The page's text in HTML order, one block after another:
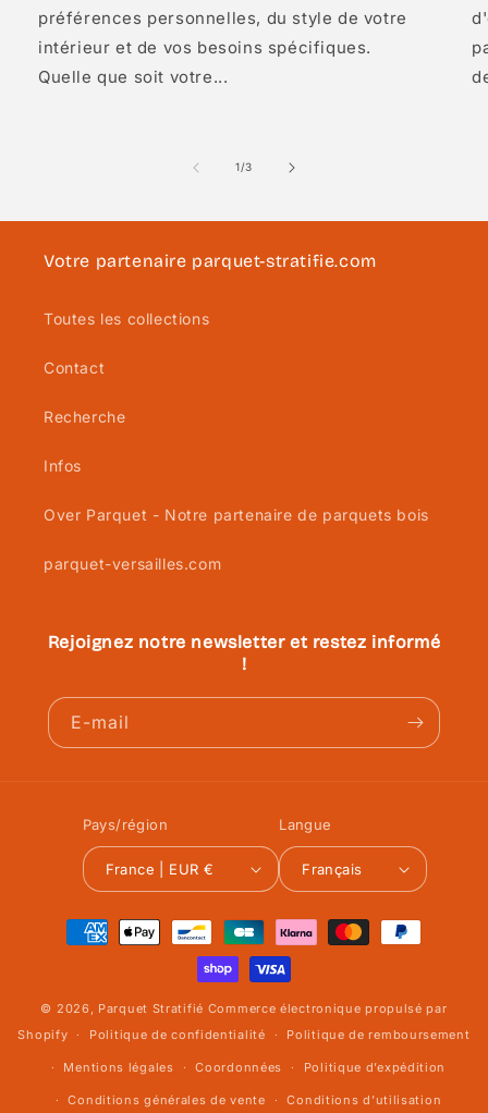
préférences personnelles, du style de votre
intérieur et de vos besoins spécifiques.
Quelle que soit votre...
1/de
3
Votre partenaire parquet-stratifie.com
Toutes les collections
Contact
Recherche
Infos
Over Parquet - Notre partenaire de parquets bois
parquet-versailles.com
Rejoignez notre newsletter et restez informé
!
E-mail
Pays/région
France | EUR €
Langue
Français
Moyens
© 2026, Parquet Stratifié Commerce électronique propulsé par
Shopify
Politique de confidentialité Politique de remboursement
Mentions légales Coordonnées Politique d’expédition
Conditions générales de vente Conditions d’utilisation